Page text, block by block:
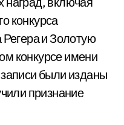
конкурса
и Золотую
конкурсе имени
были изданы
признание